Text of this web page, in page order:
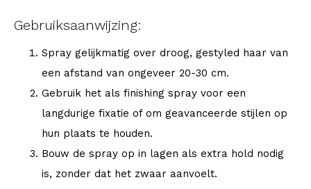
Gebruiksaanwijzing:
Spray gelijkmatig over droog, gestyled haar van
een afstand van ongeveer 20-30 cm.
Gebruik het als finishing spray voor een
langdurige fixatie of om geavanceerde stijlen op
hun plaats te houden.
Bouw de spray op in lagen als extra hold nodig
is, zonder dat het zwaar aanvoelt.